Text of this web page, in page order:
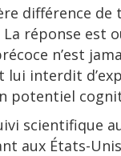
différence
réponse est
n’est
lui interdit
potentiel
scientifique
aux États-